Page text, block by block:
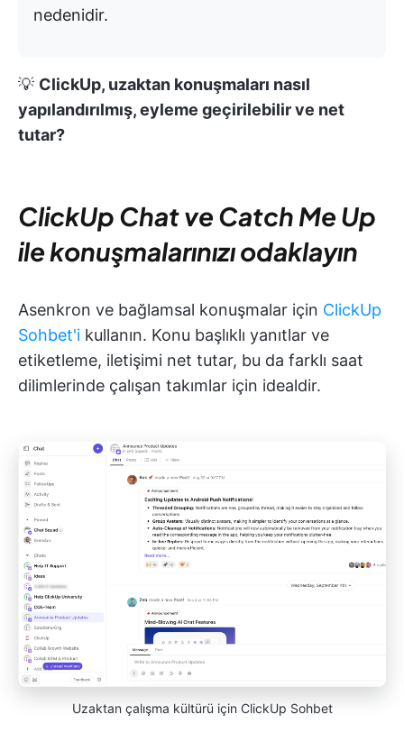
nedenidir.
💡 ClickUp, uzaktan konuşmaları nasıl
yapılandırılmış, eyleme geçirilebilir ve net
tutar?
ClickUp Chat ve Catch Me Up
ile konuşmalarınızı odaklayın
Asenkron ve bağlamsal konuşmalar için ClickUp
Sohbet'i kullanın. Konu başlıklı yanıtlar ve
etiketleme, iletişimi net tutar, bu da farklı saat
dilimlerinde çalışan takımlar için idealdir.
Uzaktan çalışma kültürü için ClickUp Sohbet